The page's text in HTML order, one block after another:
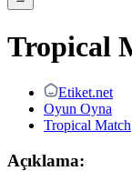
Tropical
Etiket.net
Oyun Oyna
Tropical Match
Açıklama: